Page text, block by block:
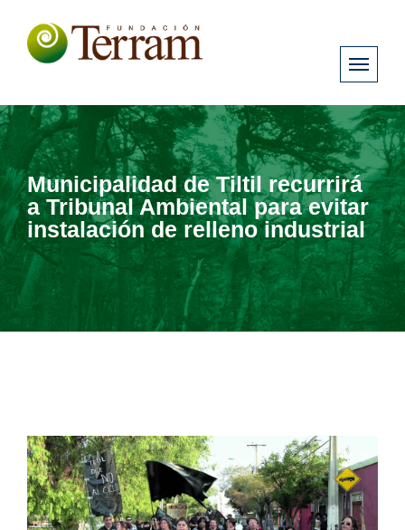
Municipalidad de Tiltil recurrirá
a Tribunal Ambiental para evitar
instalación de relleno industrial